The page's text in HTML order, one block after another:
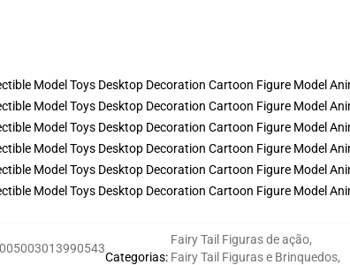
Categorias:
Fairy Tail Figuras de ação,
Fairy Tail Figuras e Brinquedos,